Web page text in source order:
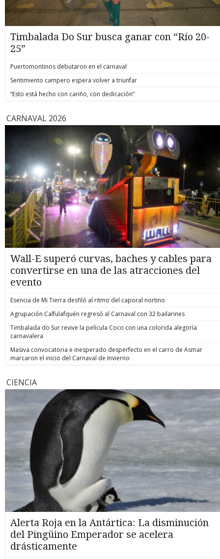
Timbalada Do Sur busca ganar con “Río 20-
25”
Puertomontinos debutaron en el carnaval
Sentimiento campero espera volver a triunfar
“Esto está hecho con cariño, con dedicación”
CARNAVAL 2026
Wall-E superó curvas, baches y cables para
convertirse en una de las atracciones del
evento
Esencia de Mi Tierra desfiló al ritmo del caporal nortino
Agrupación Calfulafquén regresó al Carnaval con 32 bailarines
Timbalada do Sur revive la película Coco con una colorida alegoría
carnavalera
Masiva convocatoria e inesperado desperfecto en el carro de Asmar
marcaron el inicio del Carnaval de Invierno
CIENCIA
Alerta Roja en la Antártica: La disminución
del Pingüino Emperador se acelera
drásticamente